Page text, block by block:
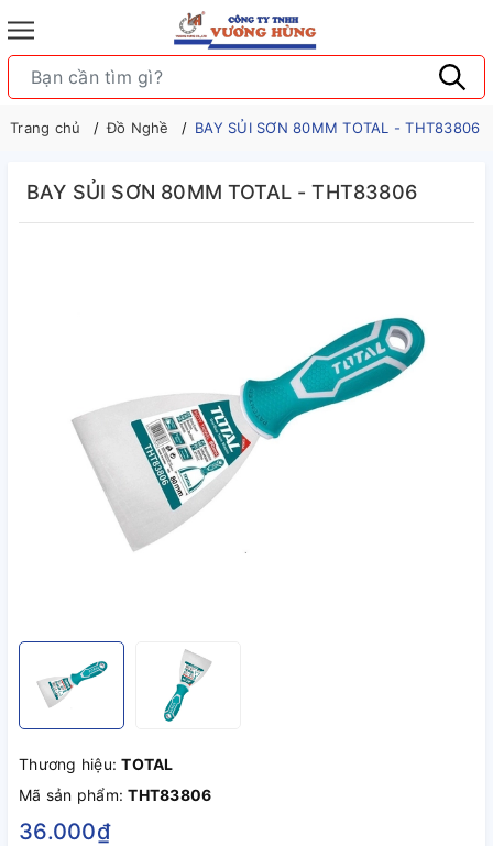
Trang chủ Đồ Nghề BAY SỦI SƠN 80MM TOTAL - THT83806
BAY SỦI SƠN 80MM TOTAL - THT83806
Thương hiệu:TOTAL
Mã sản phẩm:THT83806
36.000₫